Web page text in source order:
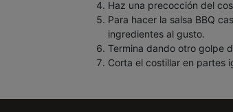
Haz una precocción del
Para hacer la salsa BBQ
ingredientes al gusto.
Termina dando otro golpe
Corta el costillar en partes